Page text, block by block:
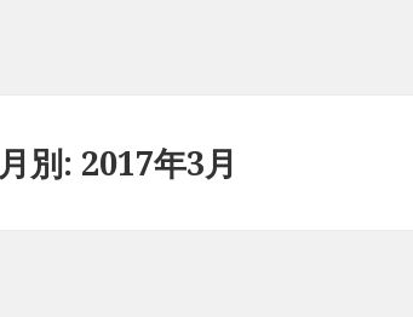
月別: 2017年3月